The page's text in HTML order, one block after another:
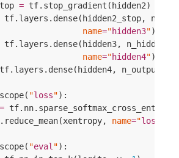
= tf.stop_gradient(hidden2)
tf.layers.dense(hidden2_stop,
name="hidden3")
tf.layers.dense(hidden3,
name="hidden4")
tf.layers.dense(hidden4, n_outputs,
"loss"):
=
name="loss
"eval "):